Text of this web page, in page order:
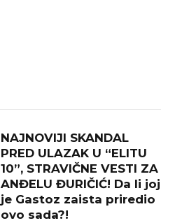
NAJNOVIJI SKANDAL
PRED ULAZAK U “ELITU
10”, STRAVIČNE VESTI ZA
ANĐELU ĐURIČIĆ! Da li joj
je Gastoz zaista priredio
ovo sada?!